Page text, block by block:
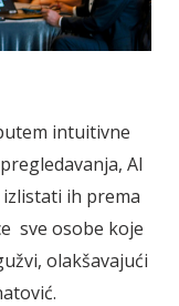
intuitivne
AI
ih prema
sve osobe koje
olakšavajući